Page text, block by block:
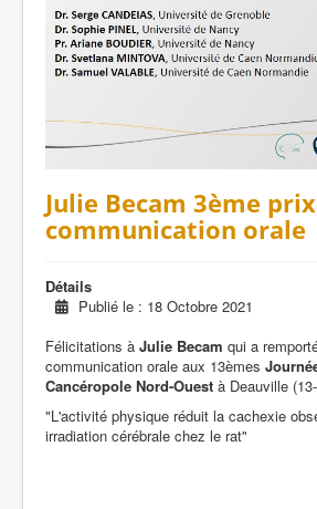
Julie Becam 3ème prix
communication orale
Détails
Publié le : 18 Octobre 2021
Félicitations à Julie Becam qui a
communication orale aux 13èmes
Cancéropole Nord-Ouest à Deauville
"L'activité physique réduit la cachexie
irradiation cérébrale chez le rat"